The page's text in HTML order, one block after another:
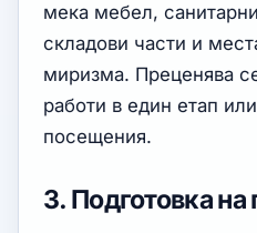
мека мебел,
складови части и
миризма. Преценява
работи в един етап
посещения.
3. Подготовка